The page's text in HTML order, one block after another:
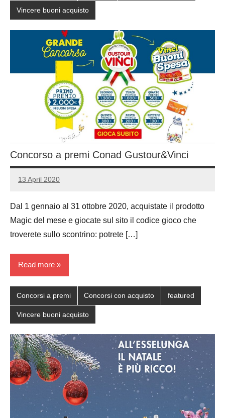
Vincere buoni acquisto
Concorso a premi Conad Gustour&Vinci
13 April 2020
Luca
No
Dal 1 gennaio al 31 ottobre 2020, acquistate il prodotto
Magic del mese e giocate sul sito il codice gioco che
troverete sullo scontrino: potrete […]
Read more
Concorsi a premi Concorsi con acquisto featured
Vincere buoni acquisto